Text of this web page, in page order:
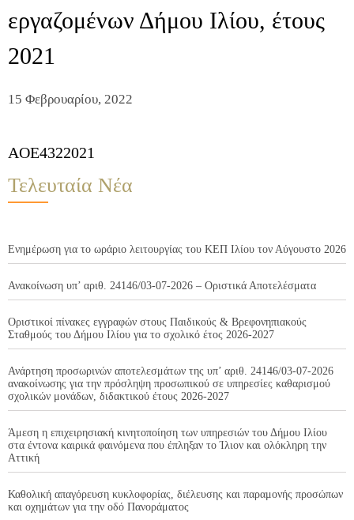
εργαζομένων Δήμου Ιλίου, έτους
2021
15 Φεβρουαρίου, 2022
AOE4322021
Τελευταία Νέα
Ενημέρωση για το ωράριο λειτουργίας του ΚΕΠ Ιλίου τον Αύγουστο 2026
Ανακοίνωση υπ’ αριθ. 24146/03-07-2026 – Οριστικά Αποτελέσματα
Οριστικοί πίνακες εγγραφών στους Παιδικούς & Βρεφονηπιακούς
Σταθμούς του Δήμου Ιλίου για το σχολικό έτος 2026-2027
Ανάρτηση προσωρινών αποτελεσμάτων της υπ’ αριθ. 24146/03-07-2026
ανακοίνωσης για την πρόσληψη προσωπικού σε υπηρεσίες καθαρισμού
σχολικών μονάδων, διδακτικού έτους 2026-2027
Άμεση η επιχειρησιακή κινητοποίηση των υπηρεσιών του Δήμου Ιλίου
στα έντονα καιρικά φαινόμενα που έπληξαν το Ίλιον και ολόκληρη την
Αττική
Καθολική απαγόρευση κυκλοφορίας, διέλευσης και παραμονής προσώπων
και οχημάτων για την οδό Πανοράματος